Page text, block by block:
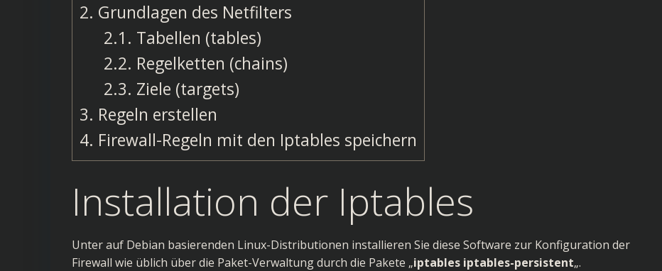
2. Grundlagen des Netfilters
2.1. Tabellen (tables)
2.2. Regelketten (chains)
2.3. Ziele (targets)
3. Regeln erstellen
4. Firewall-Regeln mit den Iptables speichern
Installation der Iptables
Unter auf Debian basierenden Linux-Distributionen installieren Sie diese Software zur Konfiguration der
Firewall wie üblich über die Paket-Verwaltung durch die Pakete „iptables iptables-persistent„.